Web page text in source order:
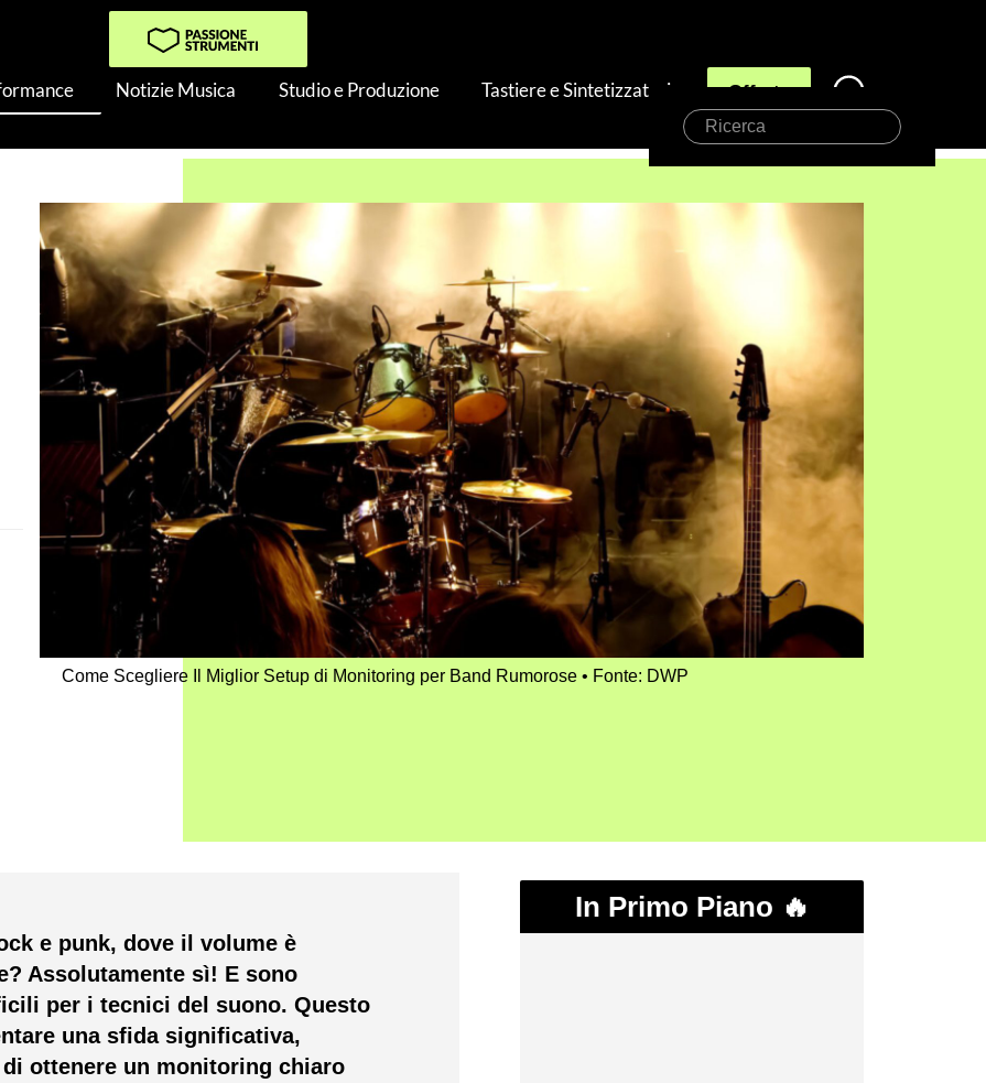
Notizie Musica Studio e Produzione Tastiere e Sintetizzatori Offerte
Ricerca
Come Scegliere Il Miglior Setup di Monitoring per Band Rumorose Fonte: DWP
e punk, dove il volume è
Assolutamente sì! E sono
per i tecnici del suono. Questo
una sfida significativa,
ottenere un monitoring chiaro
In Primo Piano 🔥